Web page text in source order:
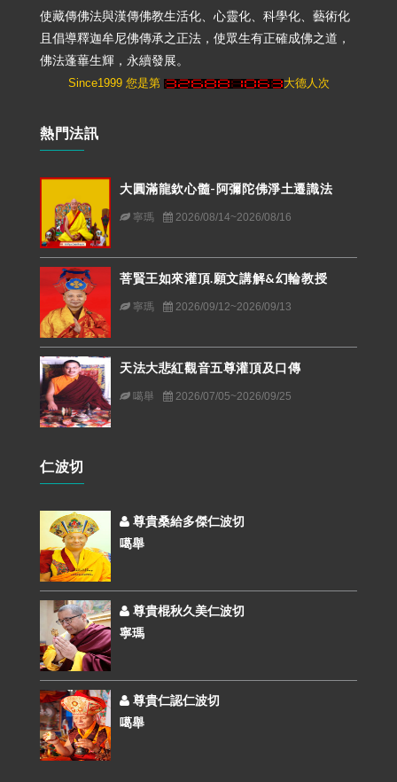
使藏傳佛法與漢傳佛教生活化、心靈化、科學化、藝術化
且倡導釋迦牟尼佛傳承之正法，使眾生有正確成佛之道，
佛法蓬蓽生輝，永續發展。
Since1999 您是第 大德人次
熱門法訊
大圓滿龍欽心髓-阿彌陀佛淨土遷識法
寧瑪 2026/08/14~2026/08/16
菩賢王如來灌頂.願文講解&幻輪教授
寧瑪 2026/09/12~2026/09/13
天法大悲紅觀音五尊灌頂及口傳
噶舉 2026/07/05~2026/09/25
仁波切
尊貴桑給多傑仁波切
噶舉
尊貴棍秋久美仁波切
寧瑪
尊貴仁認仁波切
噶舉